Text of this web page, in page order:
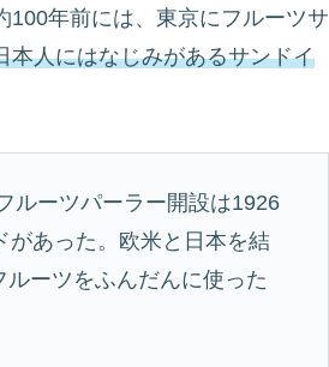
100年前には、東京にフルーツサ
本人にはなじみがあるサンドイ
ルーツパーラー開設は1926
があった。欧米と日本を結
ーツをふんだんに使った